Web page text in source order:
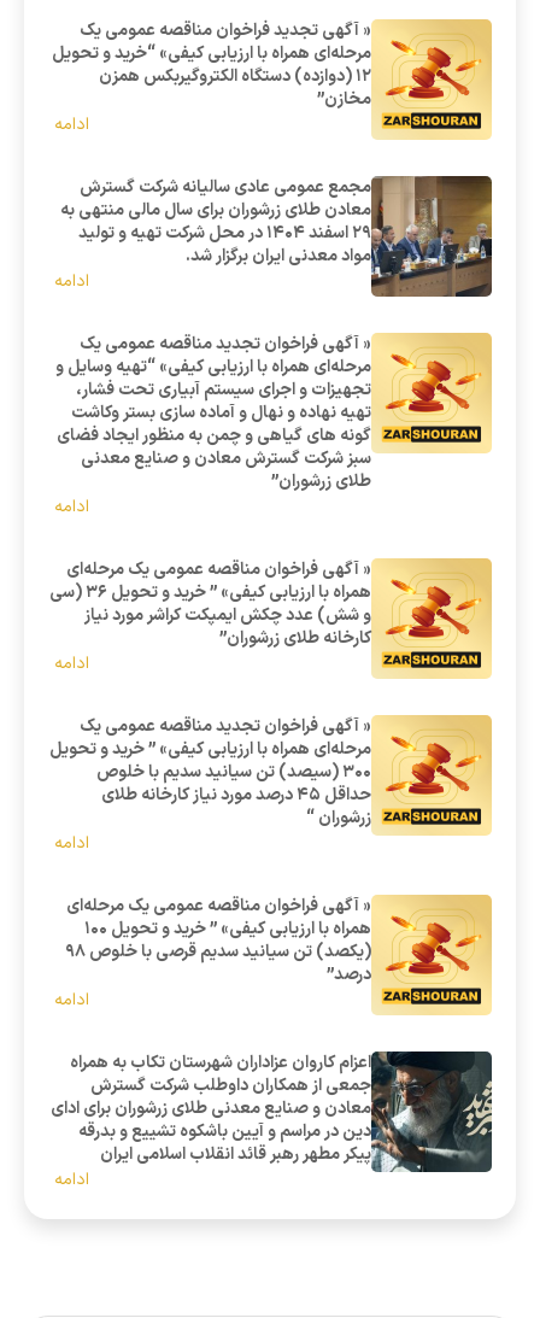
« آگهی تجدید فراخوان مناقصه عمومی یک
مرحله‌ای همراه با ارزیابی کیفی» “خرید و تحویل
12 (دوازده) دستگاه الکتروگیربکس همزن
مخازن”
ادامه
مجمع عمومی عادی سالیانه شرکت گسترش
معادن طلای زرشوران برای سال مالی منتهی به
۲۹ اسفند ۱۴۰۴ در محل شرکت تهیه و تولید
مواد معدنی ایران برگزار شد.
ادامه
« آگهی فراخوان تجدید مناقصه عمومی یک
مرحله‌ای همراه با ارزیابی کیفی» “تهیه وسایل و
تجهیزات و اجرای سیستم آبیاری تحت فشار،
تهیه نهاده و نهال و آماده سازی بستر وکاشت
گونه های گیاهی و چمن به منظور ایجاد فضای
سبز شرکت گسترش معادن و صنایع معدنی
طلای زرشوران”
ادامه
« آگهی فراخوان مناقصه عمومی یک مرحله‌ای
همراه با ارزیابی کیفی» ” خرید و تحویل 36 (سی
و شش) عدد چکش ایمپکت کراشر مورد نیاز
کارخانه طلای زرشوران”
ادامه
« آگهی فراخوان تجدید مناقصه عمومی یک
مرحله‌ای همراه با ارزیابی کیفی» ” خرید و تحویل
300 (سیصد) تن سیانید سدیم با خلوص
حداقل 45 درصد مورد نیاز کارخانه طلای
زرشوران “
ادامه
« آگهی فراخوان مناقصه عمومی یک مرحله‌ای
همراه با ارزیابی کیفی» ” خرید و تحویل 100
(یکصد) تن سیانید سدیم قرصی با خلوص 98
درصد”
ادامه
اعزام کاروان عزاداران شهرستان تکاب به همراه
جمعی از همکاران داوطلب شرکت گسترش
معادن و صنایع معدنی طلای زرشوران برای ادای
دین در مراسم و آیین باشکوه تشییع و بدرقه
پیکر مطهر رهبر قائد انقلاب اسلامی ایران
ادامه